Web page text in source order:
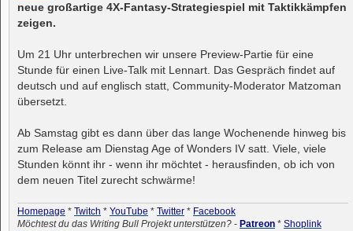
neue großartige 4X-Fantasy-Strategiespiel mit Taktikkämpfen
zeigen.
Um 21 Uhr unterbrechen wir unsere Preview-Partie für eine
Stunde für einen Live-Talk mit Lennart. Das Gespräch findet auf
deutsch und auf englisch statt, Community-Moderator Matzoman
übersetzt.
Ab Samstag gibt es dann über das lange Wochenende hinweg bis
zum Release am Dienstag Age of Wonders IV satt. Viele, viele
Stunden könnt ihr - wenn ihr möchtet - herausfinden, ob ich von
dem neuen Titel zurecht schwärme!
Homepage * Twitch * YouTube * Twitter * Facebook
Möchtest du das Writing Bull Projekt unterstützen? - Patreon * Shoplink